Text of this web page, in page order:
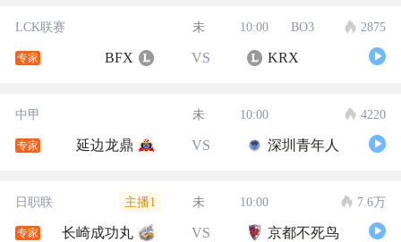
LCK联赛 未 10:00 BO3 2875
专家 BFX VS KRX
中甲 未 10:00 4220
专家 延边龙鼎 VS 深圳青年人
日职联 主播1 未 10:00 7.6万
专家 长崎成功丸 VS 京都不死鸟